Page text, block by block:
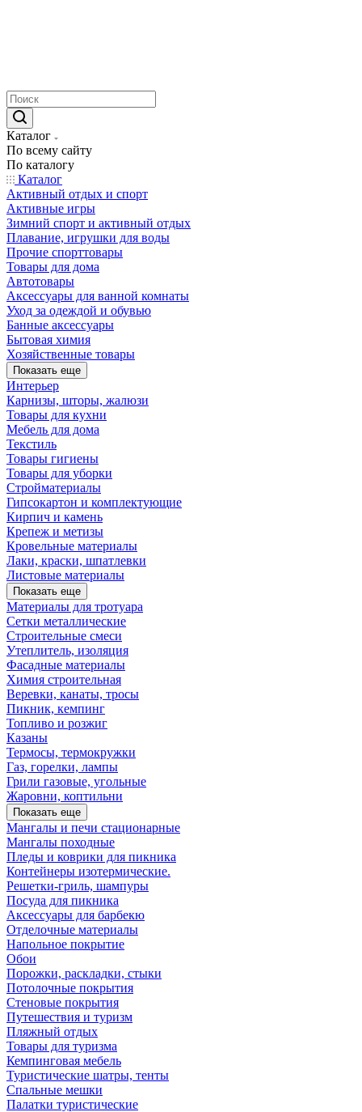
Каталог
По всему сайту
По каталогу
Каталог
Активный отдых и спорт
Активные игры
Зимний спорт и активный отдых
Плавание, игрушки для воды
Прочие спорттовары
Товары для дома
Автотовары
Аксессуары для ванной комнаты
Уход за одеждой и обувью
Банные аксессуары
Бытовая химия
Хозяйственные товары
Показать еще
Интерьер
Карнизы, шторы, жалюзи
Товары для кухни
Мебель для дома
Текстиль
Товары гигиены
Товары для уборки
Стройматериалы
Гипсокартон и комплектующие
Кирпич и камень
Крепеж и метизы
Кровельные материалы
Лаки, краски, шпатлевки
Листовые материалы
Показать еще
Материалы для тротуара
Сетки металлические
Строительные смеси
Утеплитель, изоляция
Фасадные материалы
Химия строительная
Веревки, канаты, тросы
Пикник, кемпинг
Топливо и розжиг
Казаны
Термосы, термокружки
Газ, горелки, лампы
Грили газовые, угольные
Жаровни, коптильни
Показать еще
Мангалы и печи стационарные
Мангалы походные
Пледы и коврики для пикника
Контейнеры изотермические.
Решетки-гриль, шампуры
Посуда для пикника
Аксессуары для барбекю
Отделочные материалы
Напольное покрытие
Обои
Порожки, раскладки, стыки
Потолочные покрытия
Стеновые покрытия
Путешествия и туризм
Пляжный отдых
Товары для туризма
Кемпинговая мебель
Туристические шатры, тенты
Спальные мешки
Палатки туристические